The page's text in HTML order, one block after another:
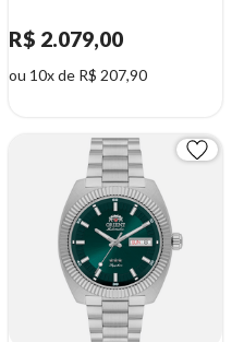
R$ 2.079,00
ou 10x de R$ 207,90